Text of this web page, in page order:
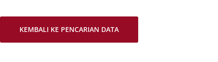
KEMBALI KE PENCARIAN DATA